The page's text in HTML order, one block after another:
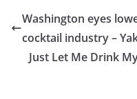
Washington eyes
cocktail industry –
Just Let Me Drink